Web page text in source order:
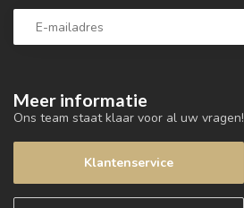
Meer informatie
Ons team staat klaar voor al uw vragen!
Klantenservice